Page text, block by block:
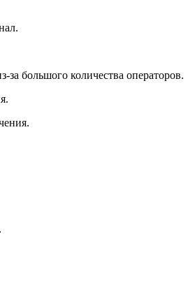
большого количества операторов.